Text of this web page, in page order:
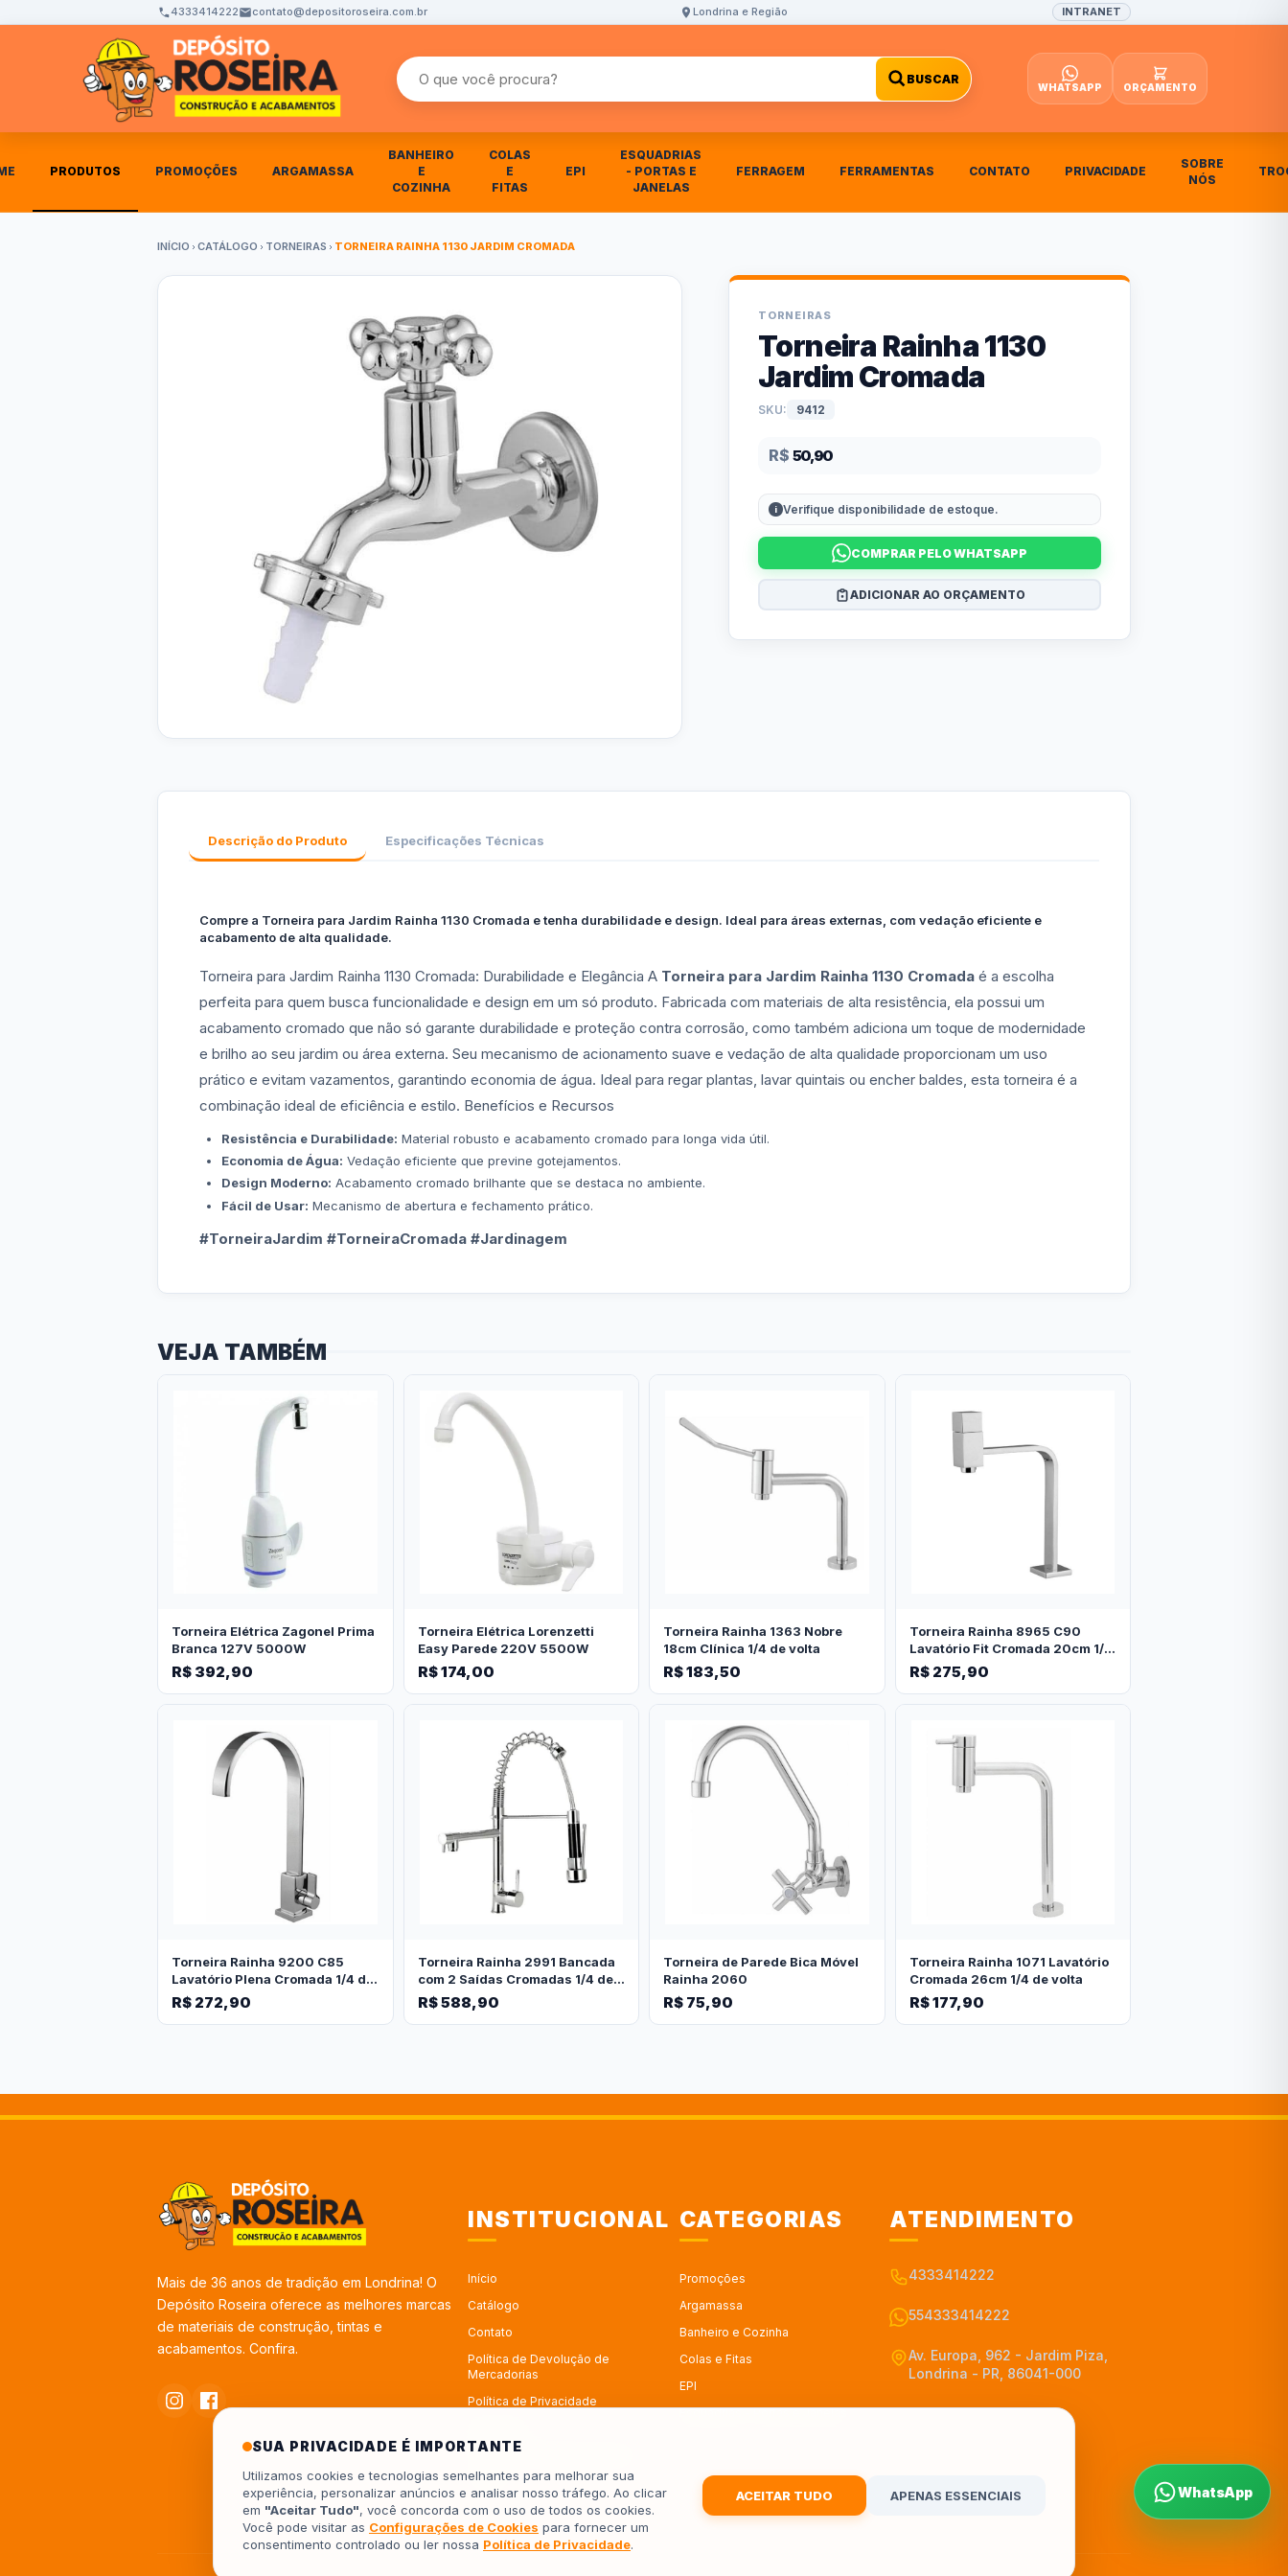
4333414222 contato@depositoroseira.com.br Londrina e Região INTRANET
Buscar produtos
BUSCAR
WHATSAPP ORÇAMENTO
PRODUTOS PROMOÇÕES ARGAMASSA
BANHEIRO
E
COZINHA
COLAS
E
FITAS
EPI
ESQUADRIAS
- PORTAS E
JANELAS
FERRAGEM FERRAMENTAS CONTATO PRIVACIDADE
SOBRE
NÓS
INÍCIO CATÁLOGO TORNEIRAS TORNEIRA RAINHA 1130 JARDIM CROMADA
TORNEIRAS
Torneira Rainha 1130
Jardim Cromada
SKU: 9412
R$ 50,90
Verifique disponibilidade de estoque.
COMPRAR PELO WHATSAPP
ADICIONAR AO ORÇAMENTO
Descrição do Produto Especificações Técnicas
Compre a Torneira para Jardim Rainha 1130 Cromada e tenha durabilidade e design. Ideal para áreas externas, com vedação eficiente e
acabamento de alta qualidade.
Torneira para Jardim Rainha 1130 Cromada: Durabilidade e Elegância A Torneira para Jardim Rainha 1130 Cromada é a escolha
perfeita para quem busca funcionalidade e design em um só produto. Fabricada com materiais de alta resistência, ela possui um
acabamento cromado que não só garante durabilidade e proteção contra corrosão, como também adiciona um toque de modernidade
e brilho ao seu jardim ou área externa. Seu mecanismo de acionamento suave e vedação de alta qualidade proporcionam um uso
prático e evitam vazamentos, garantindo economia de água. Ideal para regar plantas, lavar quintais ou encher baldes, esta torneira é a
combinação ideal de eficiência e estilo. Benefícios e Recursos
Resistência e Durabilidade: Material robusto e acabamento cromado para longa vida útil.
Economia de Água: Vedação eficiente que previne gotejamentos.
Design Moderno: Acabamento cromado brilhante que se destaca no ambiente.
Fácil de Usar: Mecanismo de abertura e fechamento prático.
#TorneiraJardim #TorneiraCromada #Jardinagem
VEJA TAMBÉM
Torneira Elétrica Zagonel Prima
Branca 127V 5000W
R$ 392,90
Torneira Elétrica Lorenzetti
Easy Parede 220V 5500W
R$ 174,00
Torneira Rainha 1363 Nobre
18cm Clínica 1/4 de volta
R$ 183,50
Torneira Rainha 8965 C90
Lavatório Fit Cromada 20cm 1/4
de volta
R$ 275,90
Torneira Rainha 9200 C85
Lavatório Plena Cromada 1/4 de
Volta
R$ 272,90
Torneira Rainha 2991 Bancada
com 2 Saídas Cromadas 1/4 de
Voltas
R$ 588,90
Torneira de Parede Bica Móvel
Rainha 2060
R$ 75,90
Torneira Rainha 1071 Lavatório
Cromada 26cm 1/4 de volta
R$ 177,90
Mais de 36 anos de tradição em Londrina! O
Depósito Roseira oferece as melhores marcas
de materiais de construção, tintas e
acabamentos. Confira.
INSTITUCIONAL
Início
Catálogo
Contato
Política de Devolução de
Mercadorias
Política de Privacidade
Trabalhe no Depósito Roseira
Trocas
CATEGORIAS
Promoções
Argamassa
Banheiro e Cozinha
Colas e Fitas
EPI
Esquadrias - Portas e Janelas
ATENDIMENTO
4333414222
554333414222
Av. Europa, 962 - Jardim Piza,
Londrina - PR, 86041-000
SUA PRIVACIDADE É IMPORTANTE
Utilizamos cookies e tecnologias semelhantes para melhorar sua
experiência, personalizar anúncios e analisar nosso tráfego. Ao clicar
em "Aceitar Tudo", você concorda com o uso de todos os cookies.
Você pode visitar as Configurações de Cookies para fornecer um
consentimento controlado ou ler nossa Política de Privacidade.
ACEITAR TUDO APENAS ESSENCIAIS WhatsApp